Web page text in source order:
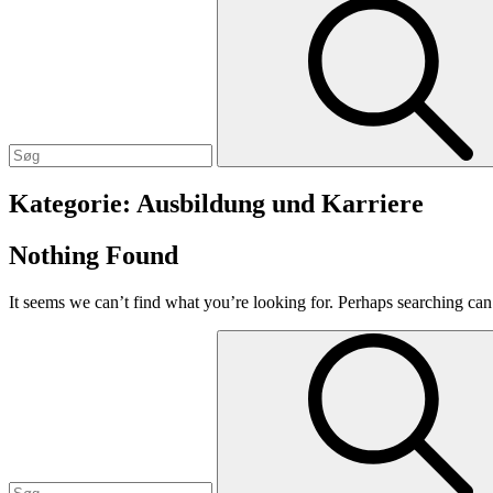
Kategorie: Ausbildung und Karriere
Nothing Found
It seems we can’t find what you’re looking for. Perhaps searching